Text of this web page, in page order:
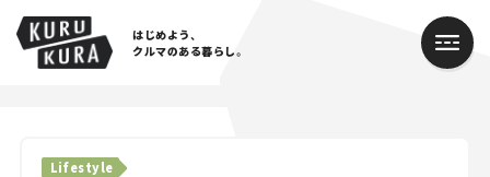
はじめよう、
クルマのある暮らし。
Lifestyle